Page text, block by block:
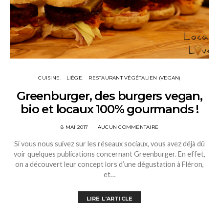
CUISINE LIÈGE RESTAURANT VÉGÉTALIEN (VEGAN)
Greenburger, des burgers vegan,
bio et locaux 100% gourmands !
8 MAI 2017 AUCUN COMMENTAIRE
Si vous nous suivez sur les réseaux sociaux, vous avez déjà dû
voir quelques publications concernant Greenburger. En effet,
on a découvert leur concept lors d’une dégustation à Fléron,
et…
LIRE L'ARTICLE